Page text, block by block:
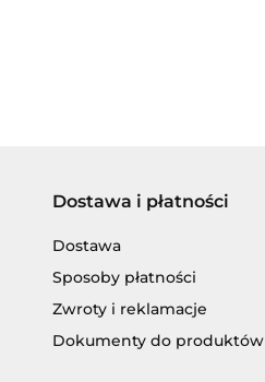
BLASER
Dostawa i płatności
Dostawa
Sposoby płatności
Zwroty i reklamacje
Dokumenty do produktów